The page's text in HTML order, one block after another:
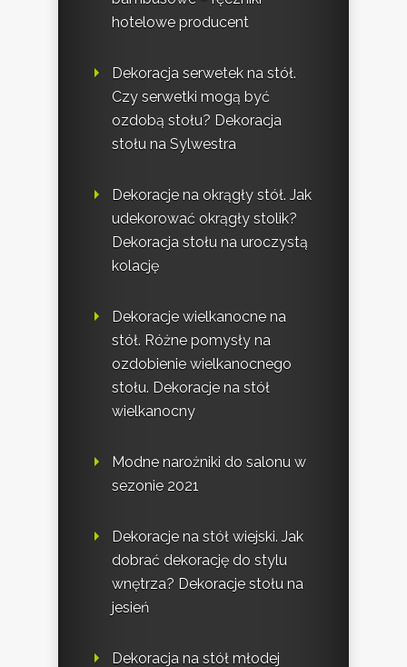
hotelowe producent
Dekoracja serwetek na stół.
Czy serwetki mogą być
ozdobą stołu? Dekoracja
stołu na Sylwestra
Dekoracje na okrągły stół. Jak
udekorować okrągły stolik?
Dekoracja stołu na uroczystą
kolację
Dekoracje wielkanocne na
stół. Różne pomysły na
ozdobienie wielkanocnego
stołu. Dekoracje na stół
wielkanocny
Modne narożniki do salonu w
sezonie 2021
Dekoracje na stół wiejski. Jak
dobrać dekorację do stylu
wnętrza? Dekoracje stołu na
jesień
Dekoracja na stół młodej